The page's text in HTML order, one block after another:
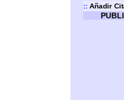
:: Añadir